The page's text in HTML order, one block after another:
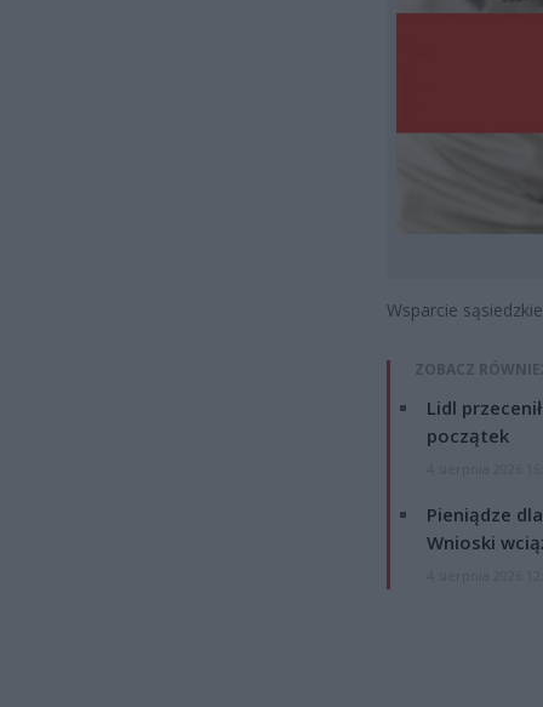
Wsparcie
ZOBACZ
Lidl
początek
Pieniądze
Wnioski